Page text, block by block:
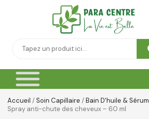
Accueil /Soin Capillaire /Bain D'huile & Sérum
Spray anti-chute des cheveux – 60 ml